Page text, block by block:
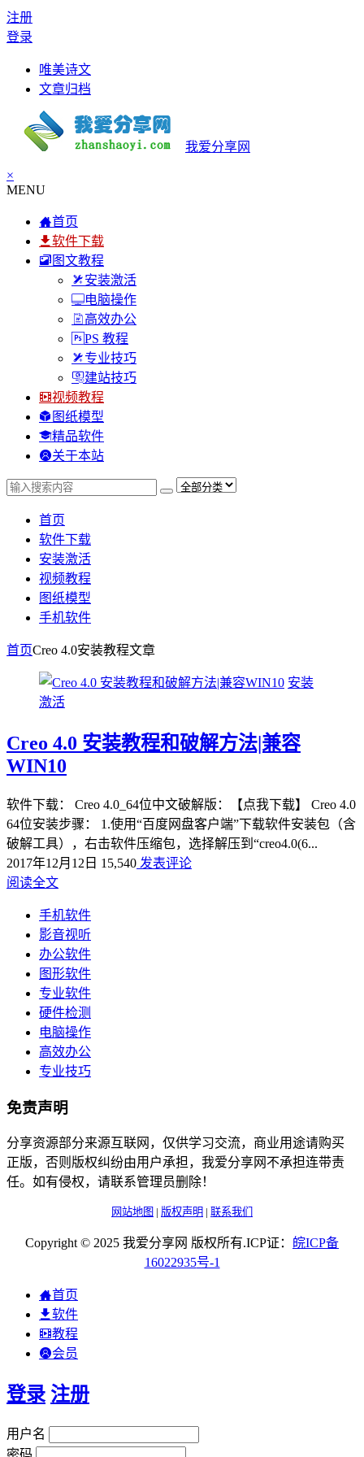
注册
登录
唯美诗文
文章归档
我爱分享网
×
MENU
首页
软件下载
图文教程
安装激活
电脑操作
高效办公
PS 教程
专业技巧
建站技巧
视频教程
图纸模型
精品软件
关于本站
首页
软件下载
安装激活
视频教程
图纸模型
手机软件
首页Creo 4.0安装教程文章
安装
激活
Creo 4.0 安装教程和破解方法|兼容
WIN10
软件下载： Creo 4.0_64位中文破解版：【点我下载】 Creo 4.0
64位安装步骤： 1.使用“百度网盘客户端”下载软件安装包（含
破解工具），右击软件压缩包，选择解压到“creo4.0(6...
2017年12月12日 15,540 发表评论
阅读全文
手机软件
影音视听
办公软件
图形软件
专业软件
硬件检测
电脑操作
高效办公
专业技巧
免责声明
分享资源部分来源互联网，仅供学习交流，商业用途请购买
正版，否则版权纠纷由用户承担，我爱分享网不承担连带责
任。如有侵权，请联系管理员删除！
网站地图 | 版权声明 | 联系我们
Copyright © 2025 我爱分享网 版权所有.ICP证： 皖ICP备
16022935号-1
首页
软件
教程
会员
登录 注册
用户名
密码